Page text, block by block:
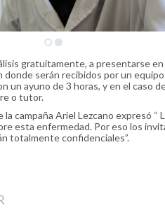
gratuitamente, a presentarse
donde serán recibidos por un
un ayuno de 3 horas, y en el caso
o tutor.
la campaña Ariel Lezcano expresó
esta enfermedad. Por eso los
totalmente confidenciales”.